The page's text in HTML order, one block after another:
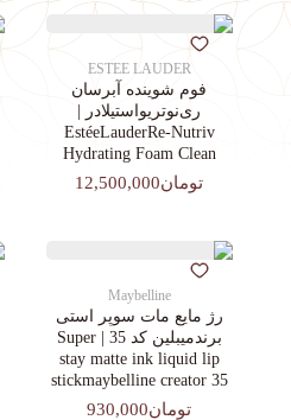
ESTEE LAUDER
فوم شوینده آبرسان
ری‌نوتریواستیلادر |
EstéeLauderRe-Nutriv
Hydrating Foam Clean
تومان12,500,000
Maybelline
رژ مایع مات سوپر استی‌
برندمیبلین کد 35 | Super
stay matte ink liquid lip
stickmaybelline creator 35
تومان930,000